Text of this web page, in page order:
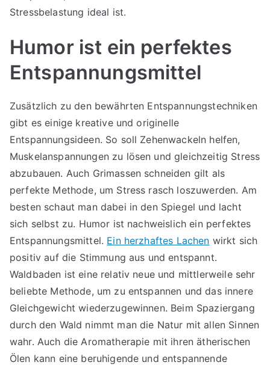
Stressbelastung ideal ist.
Humor ist ein perfektes
Entspannungsmittel
Zusätzlich zu den bewährten Entspannungstechniken
gibt es einige kreative und originelle
Entspannungsideen. So soll Zehenwackeln helfen,
Muskelanspannungen zu lösen und gleichzeitig Stress
abzubauen. Auch Grimassen schneiden gilt als
perfekte Methode, um Stress rasch loszuwerden. Am
besten schaut man dabei in den Spiegel und lacht
sich selbst zu. Humor ist nachweislich ein perfektes
Entspannungsmittel. Ein herzhaftes Lachen wirkt sich
positiv auf die Stimmung aus und entspannt.
Waldbaden ist eine relativ neue und mittlerweile sehr
beliebte Methode, um zu entspannen und das innere
Gleichgewicht wiederzugewinnen. Beim Spaziergang
durch den Wald nimmt man die Natur mit allen Sinnen
wahr. Auch die Aromatherapie mit ihren ätherischen
Ölen kann eine beruhigende und entspannende